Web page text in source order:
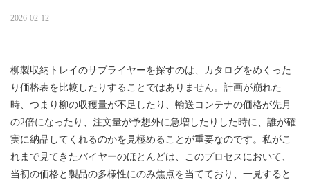
2026-02-12
柳製収納トレイのサプライヤーを探すのは、カタログをめくった
り価格表を比較したりすることではありません。計画が崩れた
時、つまり柳の収穫量が不足したり、輸送コンテナの価格が先月
の2倍になったり、注文量が予想外に急増したりした時に、誰が確
実に納品してくれるのかを見極めることが重要なのです。私がこ
れまで見てきたバイヤーのほとんどは、このプロセスにおいて、
当初の価格と製品の多様性にのみ焦点を当てており、一見すると